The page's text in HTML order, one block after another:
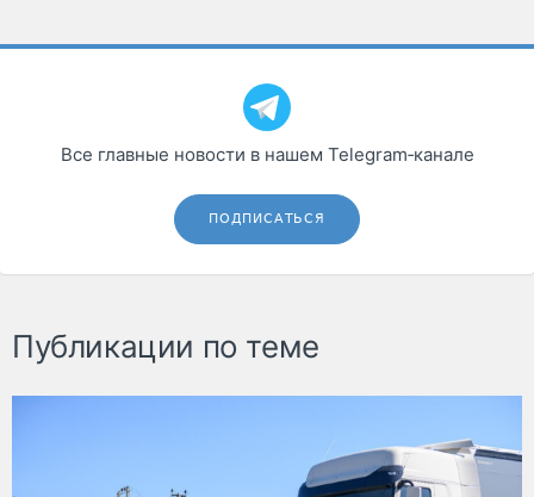
Все главные новости в нашем Telegram‑канале
ПОДПИСАТЬСЯ
Публикации по теме